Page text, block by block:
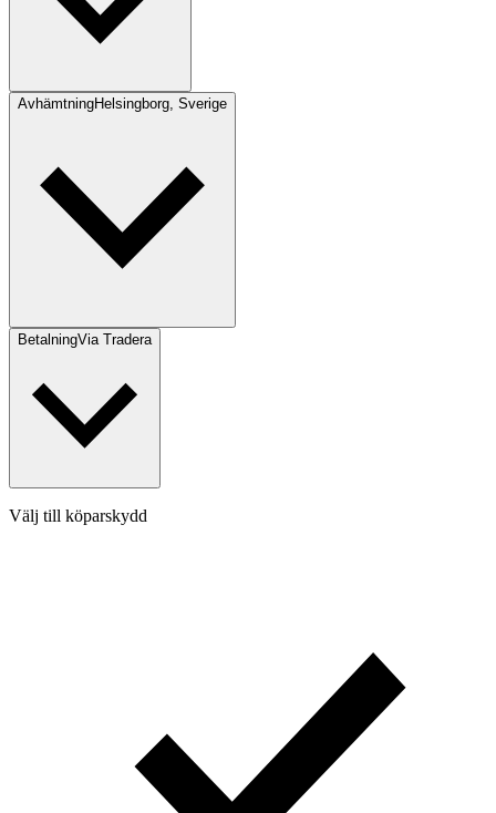
AvhämtningHelsingborg, Sverige
BetalningVia Tradera
Välj till köparskydd